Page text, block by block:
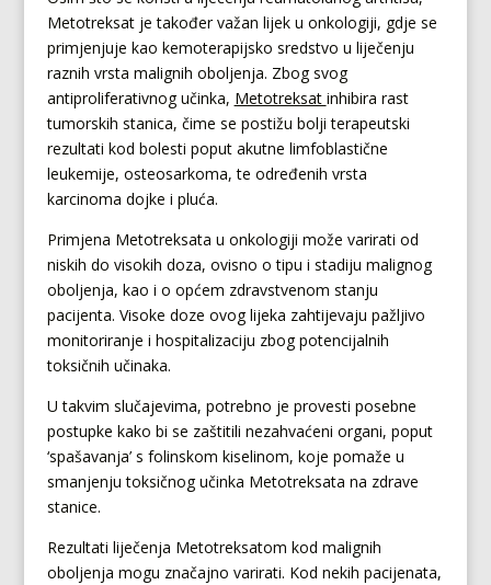
Metotreksat je također važan lijek u onkologiji, gdje se
primjenjuje kao kemoterapijsko sredstvo u liječenju
raznih vrsta malignih oboljenja. Zbog svog
antiproliferativnog učinka, Metotreksat inhibira rast
tumorskih stanica, čime se postižu bolji terapeutski
rezultati kod bolesti poput akutne limfoblastične
leukemije, osteosarkoma, te određenih vrsta
karcinoma dojke i pluća.
Primjena Metotreksata u onkologiji može varirati od
niskih do visokih doza, ovisno o tipu i stadiju malignog
oboljenja, kao i o općem zdravstvenom stanju
pacijenta. Visoke doze ovog lijeka zahtijevaju pažljivo
monitoriranje i hospitalizaciju zbog potencijalnih
toksičnih učinaka.
U takvim slučajevima, potrebno je provesti posebne
postupke kako bi se zaštitili nezahvaćeni organi, poput
‘spašavanja’ s folinskom kiselinom, koje pomaže u
smanjenju toksičnog učinka Metotreksata na zdrave
stanice.
Rezultati liječenja Metotreksatom kod malignih
oboljenja mogu značajno varirati. Kod nekih pacijenata,